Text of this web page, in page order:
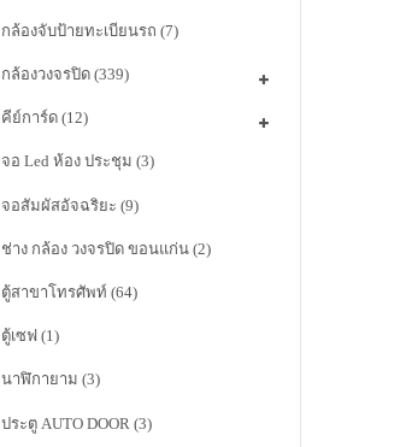
กล้องจับป้ายทะเบียนรถ (7)
กล้องวงจรปิด (339)
คีย์การ์ด (12)
จอ Led ห้อง ประชุม (3)
จอสัมผัสอัจฉริยะ (9)
ช่าง กล้อง วงจรปิด ขอนแก่น (2)
ตู้สาขาโทรศัพท์ (64)
ตู้เซฟ (1)
นาฬิกายาม (3)
ประตู AUTO DOOR (3)